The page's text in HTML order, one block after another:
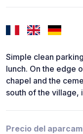
Simple clean
lunch. On the edge
chapel and the
south of the village,
Precio del